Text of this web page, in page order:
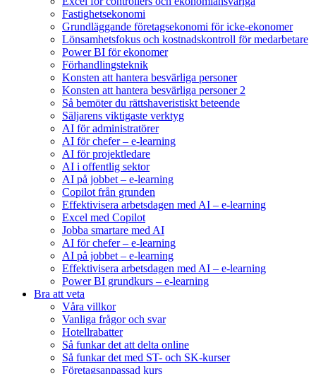
Fastighetsekonomi
Grundläggande företagsekonomi för icke-ekonomer
Lönsamhetsfokus och kostnadskontroll för medarbetare
Power BI för ekonomer
Förhandlingsteknik
Konsten att hantera besvärliga personer
Konsten att hantera besvärliga personer 2
Så bemöter du rättshaveristiskt beteende
Säljarens viktigaste verktyg
AI för administratörer
AI för chefer – e-learning
AI för projektledare
AI i offentlig sektor
AI på jobbet – e-learning
Copilot från grunden
Effektivisera arbetsdagen med AI – e-learning
Excel med Copilot
Jobba smartare med AI
AI för chefer – e-learning
AI på jobbet – e-learning
Effektivisera arbetsdagen med AI – e-learning
Power BI grundkurs – e-learning
Bra att veta
Våra villkor
Vanliga frågor och svar
Hotellrabatter
Så funkar det att delta online
Så funkar det med ST- och SK-kurser
Företagsanpassad kurs